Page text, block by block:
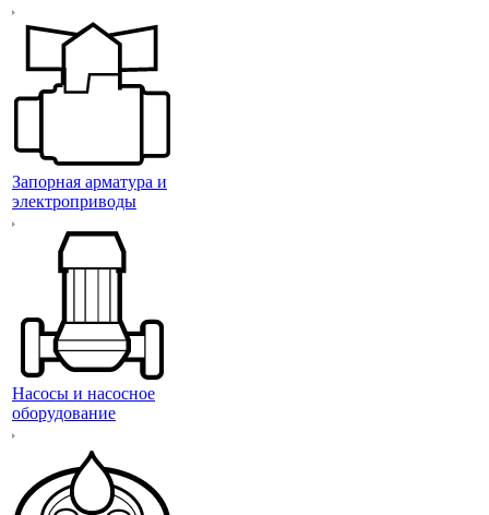
Запорная арматура и
электроприводы
Насосы и насосное
оборудование